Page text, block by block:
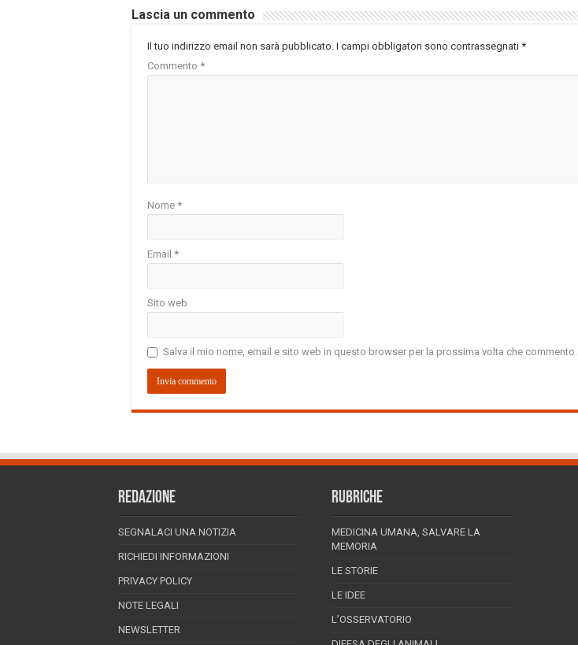
Lascia un commento
Il tuo indirizzo email non sarà pubblicato. I campi obbligatori sono contrassegnati *
Commento *
Nome *
Email *
Sito web
Salva il mio nome, email e sito web in questo browser per la prossima volta che commento.
REDAZIONE
SEGNALACI UNA NOTIZIA
RICHIEDI INFORMAZIONI
PRIVACY POLICY
NOTE LEGALI
NEWSLETTER
RUBRICHE
MEDICINA UMANA, SALVARE LA
MEMORIA
LE STORIE
LE IDEE
L’OSSERVATORIO